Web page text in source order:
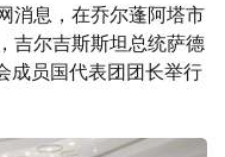
消息，在乔尔蓬阿塔市
吉尔吉斯斯坦总统萨德
成员国代表团团长举行